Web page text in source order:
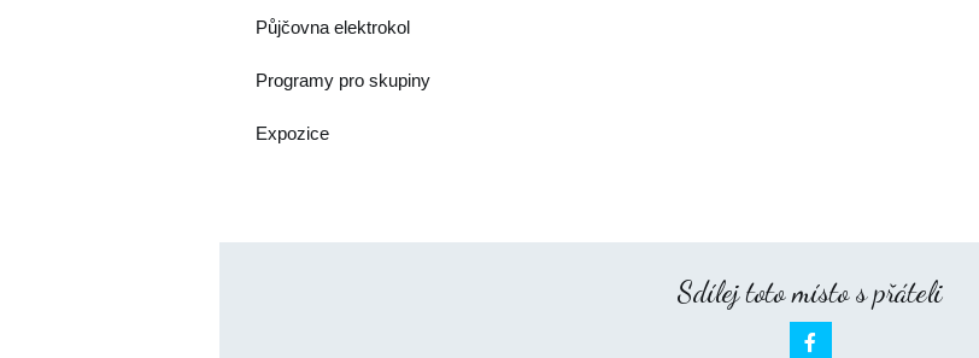
Půjčovna elektrokol
Programy pro skupiny
Expozice
Sdílej toto místo s přáteli
